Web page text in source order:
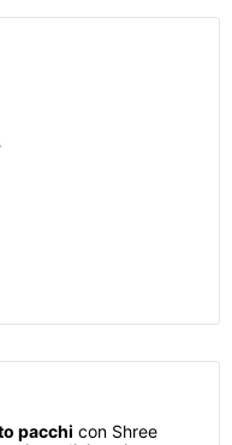
pacchi con Shree